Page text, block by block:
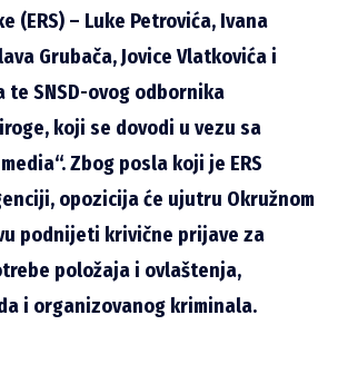
(ERS) – Luke Petrovića, Ivana
Grubača, Jovice Vlatkovića i
te SNSD-ovog odbornika
koji se dovodi u vezu sa
Zbog posla koji je ERS
opozicija će ujutru Okružnom
podnijeti krivične prijave za
položaja i ovlaštenja,
i organizovanog kriminala.